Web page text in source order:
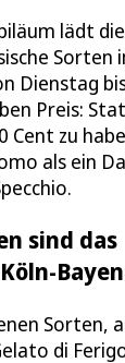
lädt
Sorten
Dienstag
Preis:
Cent zu
als ein
sind das
Sorten,
di